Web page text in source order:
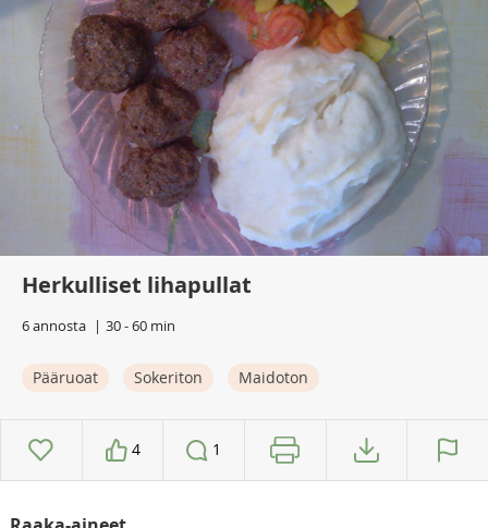
Herkulliset lihapullat
6 annosta 30 - 60 min
Pääruoat Sokeriton Maidoton
4 1